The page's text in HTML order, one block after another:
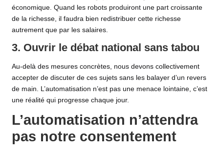
économique. Quand les robots produiront une part croissante
de la richesse, il faudra bien redistribuer cette richesse
autrement que par les salaires.
3. Ouvrir le débat national sans tabou
Au-delà des mesures concrètes, nous devons collectivement
accepter de discuter de ces sujets sans les balayer d’un revers
de main. L’automatisation n’est pas une menace lointaine, c’est
une réalité qui progresse chaque jour.
L’automatisation n’attendra
pas notre consentement